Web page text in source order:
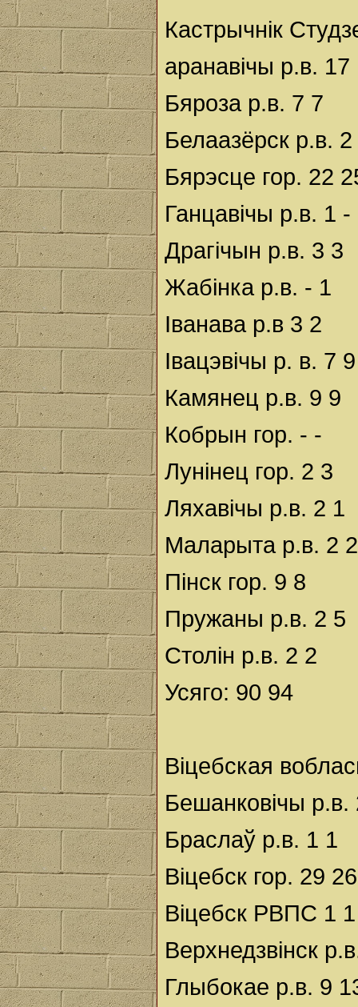
Кастрычнік
аранавічы р.в. 17
Бяроза р.в. 7 7
Белаазёрск р.в. 2
Бярэсце гор. 22
Ганцавічы р.в. 1 -
Драгічын р.в. 3 3
Жабінка р.в. - 1
Іванава р.в 3 2
Івацэвічы р. в. 7 9
Камянец р.в. 9 9
Кобрын гор. - -
Лунінец гор. 2 3
Ляхавічы р.в. 2 1
Маларыта р.в. 2 2
Пінск гор. 9 8
Пружаны р.в. 2 5
Столін р.в. 2 2
Усяго: 90 94
Віцебская
Бешанковічы р.в.
Браслаў р.в. 1 1
Віцебск гор. 29 26
Віцебск РВПС 1 1
Верхнедзвінск
Глыбокае р.в. 9